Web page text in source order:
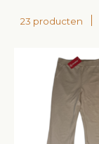
23 producten